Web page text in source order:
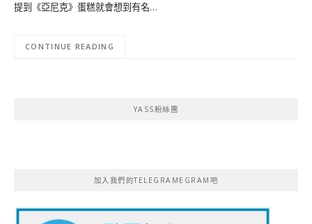
提到《亞尼克》蛋糕就會想到有名…
CONTINUE READING
YASS粉絲團
加入我們的TELEGRAMEGRAM吧